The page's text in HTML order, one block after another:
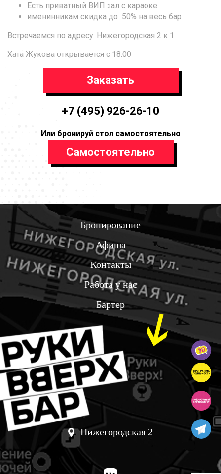
Есть приватный ВИП зал с караоке
именинникам скидка до 50% на весь бар
Встречаемся по адресу: Нижегородская 2 к 1
Хата Жукова открывается с 18:00
Заказать
+7 (495) 926-26-10
Или бронируй стол самостоятельно
Самостоятельно
Бронирование
Афиша
Контакты
Работа у нас
Бартер
Нижегородская 2